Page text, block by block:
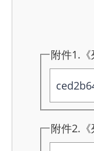
附件1.
附件2.